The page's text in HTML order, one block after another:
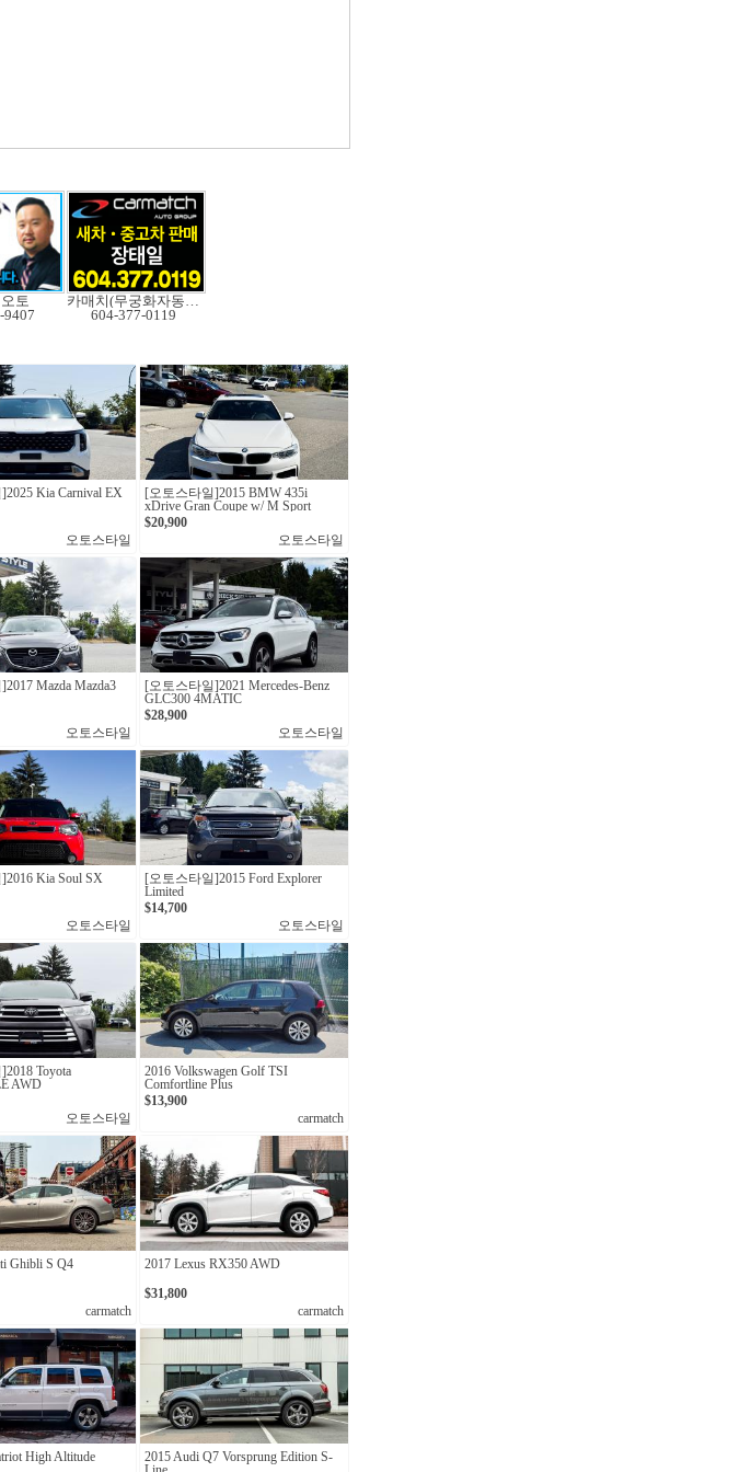
토
9407
카매치(무궁화자동차)
604-377-0119
Kia Carnival EX
오토스타일
[오토스타일] 2015 BMW 435i
xDrive Gran Coupe w/ M Sport
Package
$20,900
오토스타일
Mazda Mazda3
오토스타일
[오토스타일] 2021 Mercedes-Benz
GLC300 4MATIC
$28,900
오토스타일
Kia Soul SX
오토스타일
[오토스타일]2015 Ford Explorer
Limited
$14,700
오토스타일
Toyota
AWD
오토스타일
2016 Volkswagen Golf TSI
Comfortline Plus
$13,900
carmatch
Ghibli S Q4
carmatch
2017 Lexus RX350 AWD
$31,800
carmatch
High Altitude
2015 Audi Q7 Vorsprung Edition S-